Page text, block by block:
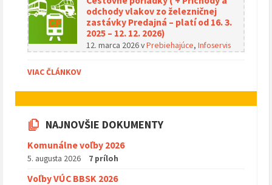
odchody vlakov zo železničnej
zastávky Predajná – platí od 16. 3.
2025 – 12. 12. 2026)
12. marca 2026vPrebiehajúce, Infoservis
VIAC ČLÁNKOV
NAJNOVŠIE DOKUMENTY
Komunálne voľby 2026
5. augusta 2026 7 príloh
Voľby VÚC BBSK 2026